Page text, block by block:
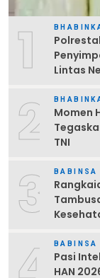
1
Lintas
2
Momen
TNI
3 BABINSA
BABINSA
Pasi
HAN